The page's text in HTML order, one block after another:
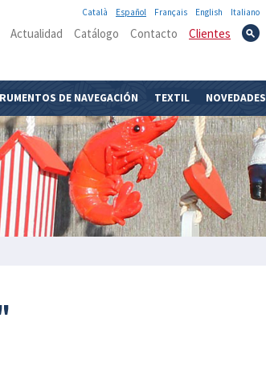
Italiano
English
Français
Español
Català
Clientes
Contacto
Catálogo
Actualidad
DE NAVEGACIÓN TEXTIL NOVEDADES